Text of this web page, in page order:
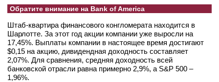
Вход
Обратите внимание на Bank of America
Штаб-квартира финансового конгломерата находится в
Шарлотте. За этот год акции компании уже выросли на
17,45%. Выплаты компании в настоящее время достигают
$0,15 на акцию, дивидендная доходность составляет
2,07%. Для сравнения, средняя доходность всей
банковской отрасли равна примерно 2,9%, а S&P 500 –
1,96%.